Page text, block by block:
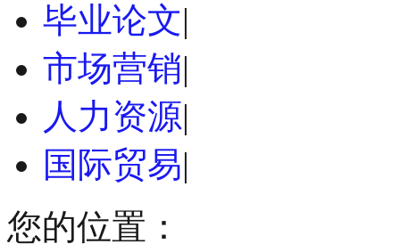
毕业论文|
市场营销|
人力资源|
国际贸易|
您的位置：